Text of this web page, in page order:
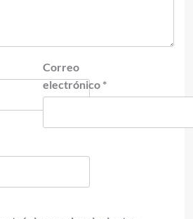
Correo
electrónico *